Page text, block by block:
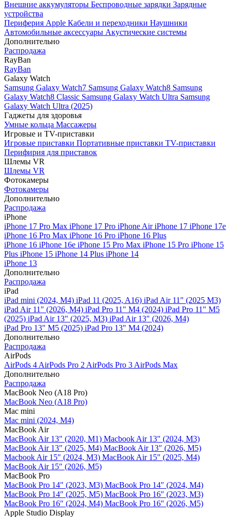
Внешние аккумуляторы Беспроводные зарядки Зарядные
устройства
Периферия Apple Кабели и переходники Наушники
Автомобильные аксессуары Акустические системы
Дополнительно
Распродажа
RayBan
RayBan
Galaxy Watch
Samsung Galaxy Watch7 Samsung Galaxy Watch8 Samsung
Galaxy Watch8 Classic Samsung Galaxy Watch Ultra Samsung
Galaxy Watch Ultra (2025)
Гаджеты для здоровья
Умные кольца Массажеры
Игровые и TV-приставки
Игровые приставки Портативные приставки TV-приставки
Перифирия для приставок
Шлемы VR
Шлемы VR
Фотокамеры
Фотокамеры
Дополнительно
Распродажа
iPhone
iPhone 17 Pro Max iPhone 17 Pro iPhone AiriPhone 17 iPhone 17e
iPhone 16 Pro Max iPhone 16 Pro iPhone 16 Plus
iPhone 16 iPhone 16e iPhone 15 Pro Max iPhone 15 Pro iPhone 15
Plus iPhone 15 iPhone 14 Plus iPhone 14
iPhone 13
Дополнительно
Распродажа
iPad
iPad mini (2024, M4) iPad 11 (2025, A16) iPad Air 11" (2025 M3)
iPad Air 11" (2026, M4) iPad Pro 11" M4 (2024) iPad Pro 11" M5
(2025) iPad Air 13" (2025, M3) iPad Air 13" (2026, M4)
iPad Pro 13" M5 (2025) iPad Pro 13" M4 (2024)
Дополнительно
Распродажа
AirPods
AirPods 4 AirPods Pro 2 AirPods Pro 3 AirPods Max
Дополнительно
Распродажа
MacBook Neo (A18 Pro)
MacBook Neo (A18 Pro)
Mac mini
Mac mini (2024, M4)
MacBook Air
MacBook Air 13" (2020, M1) Macbook Air 13" (2024, M3)
MacBook Air 13" (2025, M4) MacBook Air 13″ (2026, M5)
Macbook Air 15" (2024, M3) MacBook Air 15" (2025, M4)
MacBook Air 15″ (2026, M5)
MacBook Pro
MacBook Pro 14" (2023, M3) MacBook Pro 14″ (2024, M4)
MacBook Pro 14″ (2025, M5) MacBook Pro 16" (2023, M3)
MacBook Pro 16″ (2024, M4) MacBook Pro 16" (2026, M5)
Apple Studio Display